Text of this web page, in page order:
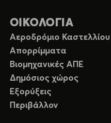
ΟΙΚΟΛΟΓΙΑ
Αεροδρόμιο Καστελλίου
Απορρίμματα
Βιομηχανικές ΑΠΕ
Δημόσιος χώρος
Εξορύξεις
Περιβάλλον